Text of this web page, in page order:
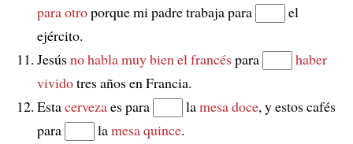
para otroporque mi padre trabaja para
el
ejército.
Jesúsno habla muy bien el francéspara
haber
vividotres años en Francia.
Estacervezaes para lamesa doce, y estos cafés
para
lamesa quince.